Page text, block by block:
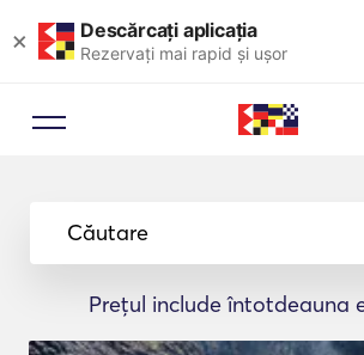
× Descărcați aplicația
Rezervați mai rapid și ușor
Căutare
Prețul include întotdeauna